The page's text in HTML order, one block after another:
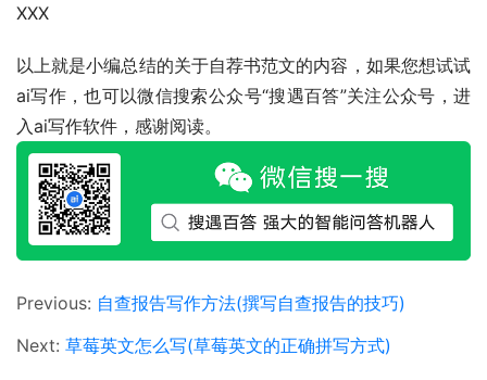
XXX
以上就是小编总结的关于自荐书范文的内容，如果您想试试
ai写作，也可以微信搜索公众号“搜遇百答”关注公众号，进
入ai写作软件，感谢阅读。
Previous: 自查报告写作方法(撰写自查报告的技巧)
Next: 草莓英文怎么写(草莓英文的正确拼写方式)